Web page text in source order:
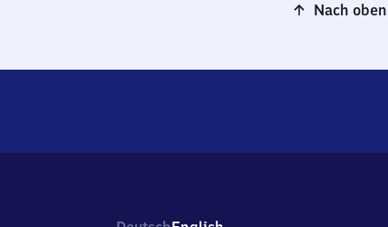
Nach oben